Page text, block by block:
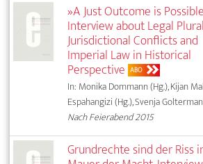
»A Just Outcome is
Interview about Legal
Jurisdictional Conflicts and
Imperial Law in Historical
Perspective ABO
In: Monika Dommann (Hg.), Kijan
Espahangizi (Hg.), Svenja
Nach Feierabend 2015
Grundrechte sind der Riss